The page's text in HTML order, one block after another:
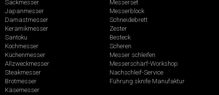
Sackmesser
Japanmesser
Damastmesser
Keramikmesser
Santoku
Kochmesser
Küchenmesser
Allzweckmesser
Steakmesser
Brotmesser
Käsemesser
Messerset
Messerblock
Schneidebrett
Zester
Besteck
Scheren
Messer schleifen
Messerschärf-Workshop
Nachschleif-Service
Führung sknife Manufaktur